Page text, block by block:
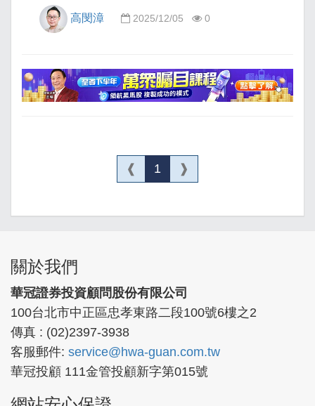
高閔漳 2025/12/05 0
❰ 1 ❱
關於我們
華冠證券投資顧問股份有限公司
100台北市中正區忠孝東路二段100號6樓之2
傳真 : (02)2397-3938
客服郵件: service@hwa-guan.com.tw
華冠投顧 111金管投顧新字第015號